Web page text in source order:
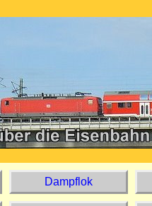
Dampflok